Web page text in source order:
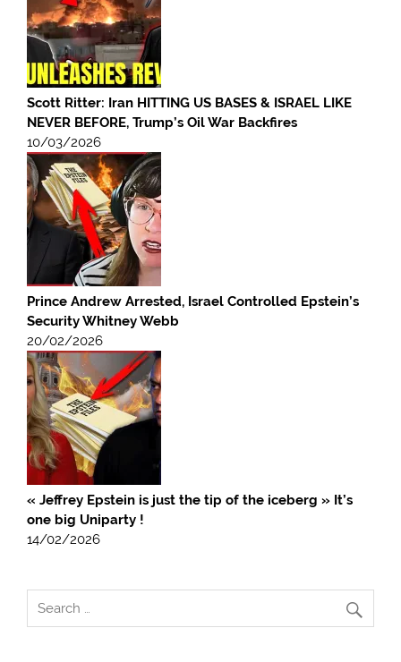
Scott Ritter: Iran HITTING US BASES & ISRAEL LIKE
NEVER BEFORE, Trump’s Oil War Backfires
10/03/2026
Prince Andrew Arrested, Israel Controlled Epstein’s
Security Whitney Webb
20/02/2026
« Jeffrey Epstein is just the tip of the iceberg » It’s
one big Uniparty !
14/02/2026